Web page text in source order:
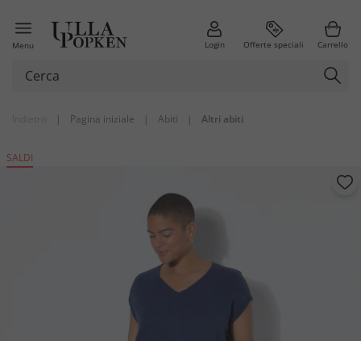
Menu Login Offerte speciali Carrello
| Pagina iniziale | Abiti | Altri abiti
SALDI